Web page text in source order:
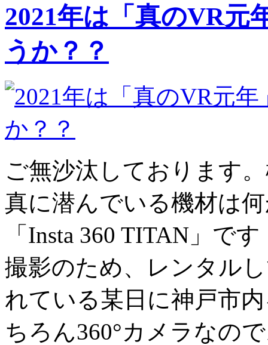
2021年は「真のVR元
うか？？
ご無沙汰しております
真に潜んでいる機材は
「Insta 360 TITAN」で
撮影のため、レンタル
れている某日に神戸市
ちろん360°カメラなの